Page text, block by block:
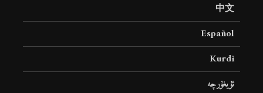
中文
Español
Kurdî
ئۇيغۇرچە